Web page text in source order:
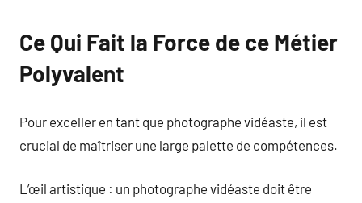
Ce Qui Fait la Force de ce Métier
Polyvalent
Pour exceller en tant que photographe vidéaste, il est
crucial de maîtriser une large palette de compétences.
L’œil artistique : un photographe vidéaste doit être